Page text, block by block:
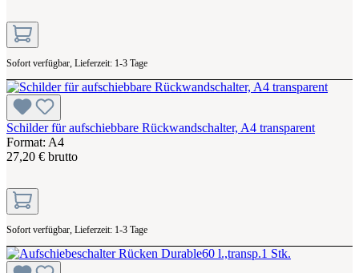
Sofort verfügbar, Lieferzeit: 1-3 Tage
Schilder für aufschiebbare Rückwandschalter, A4 transparent
Format: A4
27,20 € brutto
Sofort verfügbar, Lieferzeit: 1-3 Tage